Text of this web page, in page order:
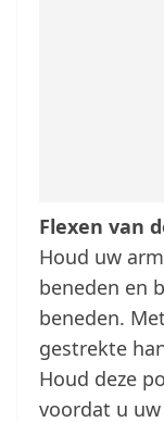
Flexen van
Houd uw
beneden en
beneden.
gestrekte
Houd deze
voordat u